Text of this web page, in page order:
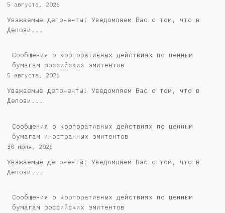
5 августа, 2026
Уважаемые депоненты! Уведомляем Вас о том, что в
Депози...
Cообщения о корпоративных действиях по ценным
бумагам российских эмитентов
5 августа, 2026
Уважаемые депоненты! Уведомляем Вас о том, что в
Депози...
Сообщения о корпоративных действиях по ценным
бумагам иностранных эмитентов
30 июля, 2026
Уважаемые депоненты! Уведомляем Вас о том, что в
Депози...
Cообщения о корпоративных действиях по ценным
бумагам российских эмитентов